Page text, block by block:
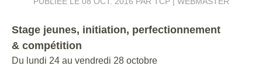
Stage jeunes, initiation, perfectionnement
& compétition
Du lundi 24 au vendredi 28 octobre